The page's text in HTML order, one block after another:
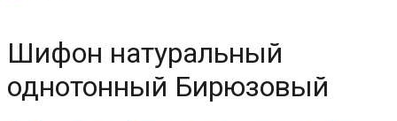
Шифон натуральный
однотонный Бирюзовый